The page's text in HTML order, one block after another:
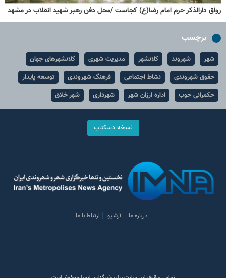
رواق دارالذکر حرم امام رضا(ع) کجاست /محل دفن رهبر شهید انقلاب در مشهد
برچسب
شهر شهروند کلانشهر مدیریت شهری
کلانشهرهای جهان
حقوق شهروندی
نشاط اجتماعی فرهنگ شهروندی
توسعه پایدار
حکمرانی خوب
اداره ارزان شهر شهرداری شهر خلاق
نسخه دسکتاپ
درباره ما آرشیو ارتباط با ما